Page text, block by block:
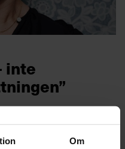
Om
inte
vilken mångfald det
mer